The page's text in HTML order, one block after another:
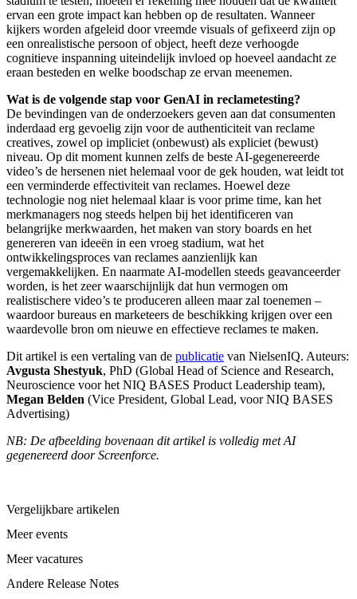
ervan een grote impact kan hebben op de resultaten. Wanneer
kijkers worden afgeleid door vreemde visuals of gefixeerd zijn op
een onrealistische persoon of object, heeft deze verhoogde
cognitieve inspanning uiteindelijk invloed op hoeveel aandacht ze
eraan besteden en welke boodschap ze ervan meenemen.
Wat is de volgende stap voor GenAI in reclametesting?
De bevindingen van de onderzoekers geven aan dat consumenten
inderdaad erg gevoelig zijn voor de authenticiteit van reclame
creatives, zowel op impliciet (onbewust) als expliciet (bewust)
niveau. Op dit moment kunnen zelfs de beste AI-gegenereerde
video’s de hersenen niet helemaal voor de gek houden, wat leidt tot
een verminderde effectiviteit van reclames. Hoewel deze
technologie nog niet helemaal klaar is voor prime time, kan het
merkmanagers nog steeds helpen bij het identificeren van
belangrijke merkwaarden, het maken van story boards en het
genereren van ideeën in een vroeg stadium, wat het
ontwikkelingsproces van reclames aanzienlijk kan
vergemakkelijken. En naarmate AI-modellen steeds geavanceerder
worden, is het zeer waarschijnlijk dat hun vermogen om
realistischere video’s te produceren alleen maar zal toenemen –
waardoor bureaus en marketeers de beschikking krijgen over een
waardevolle bron om nieuwe en effectieve reclames te maken.
Dit artikel is een vertaling van de publicatie van NielsenIQ. Auteurs:
Avgusta Shestyuk, PhD (Global Head of Science and Research,
Neuroscience voor het NIQ BASES Product Leadership team),
Megan Belden (Vice President, Global Lead, voor NIQ BASES
Advertising)
NB: De afbeelding bovenaan dit artikel is volledig met AI
gegenereerd door Screenforce.
Vergelijkbare artikelen
Meer events
Meer vacatures
Andere Release Notes